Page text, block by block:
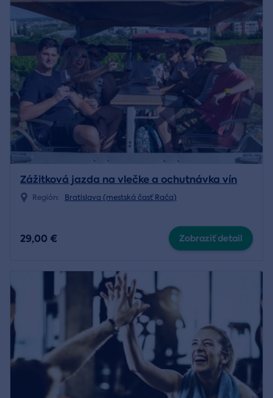
Zážitková jazda na vlečke a ochutnávka vín
Región: Bratislava (mestská časť Rača)
29,00 € Zobraziť detail